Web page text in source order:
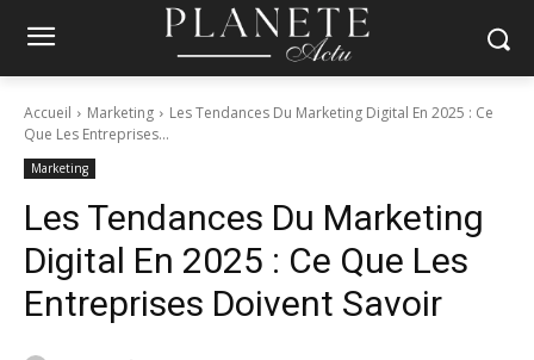
Accueil Marketing
Les Tendances Du Marketing Digital En 2025 : Ce
Que Les Entreprises...
Marketing
Les Tendances Du Marketing
Digital En 2025 : Ce Que Les
Entreprises Doivent Savoir